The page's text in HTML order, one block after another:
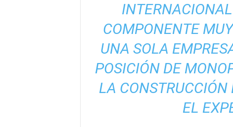
COMPONENTE
UNA SOLA
POSICIÓN DE
LA CONSTRUCCIÓN
EL